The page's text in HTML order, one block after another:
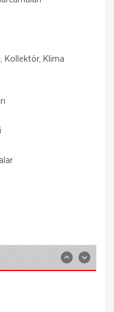
Kollektör, Klima
yer kaymasının
hasarlara karşı
en ekonomik